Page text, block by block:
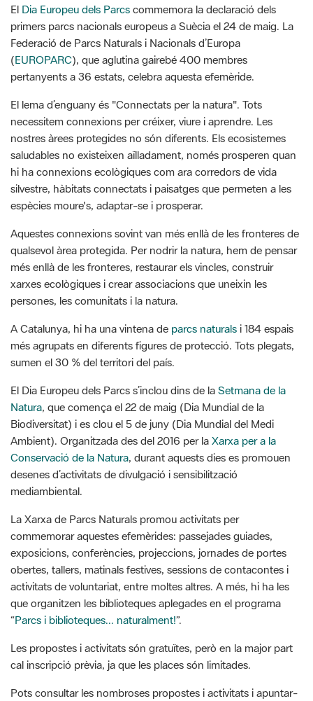
El Dia Europeu dels Parcs commemora la declaració dels
primers parcs nacionals europeus a Suècia el 24 de maig. La
Federació de Parcs Naturals i Nacionals d’Europa
(EUROPARC), que aglutina gairebé 400 membres
pertanyents a 36 estats, celebra aquesta efemèride.
El lema d’enguany és "Connectats per la natura". Tots
necessitem connexions per créixer, viure i aprendre. Les
nostres àrees protegides no són diferents. Els ecosistemes
saludables no existeixen aïlladament, només prosperen quan
hi ha connexions ecològiques com ara corredors de vida
silvestre, hàbitats connectats i paisatges que permeten a les
espècies moure's, adaptar-se i prosperar.
Aquestes connexions sovint van més enllà de les fronteres de
qualsevol àrea protegida. Per nodrir la natura, hem de pensar
més enllà de les fronteres, restaurar els vincles, construir
xarxes ecològiques i crear associacions que uneixin les
persones, les comunitats i la natura.
A Catalunya, hi ha una vintena de parcs naturals i 184 espais
més agrupats en diferents figures de protecció. Tots plegats,
sumen el 30 % del territori del país.
El Dia Europeu dels Parcs s’inclou dins de la Setmana de la
Natura, que comença el 22 de maig (Dia Mundial de la
Biodiversitat) i es clou el 5 de juny (Dia Mundial del Medi
Ambient). Organitzada des del 2016 per la Xarxa per a la
Conservació de la Natura, durant aquests dies es promouen
desenes d’activitats de divulgació i sensibilització
mediambiental.
La Xarxa de Parcs Naturals promou activitats per
commemorar aquestes efemèrides: passejades guiades,
exposicions, conferències, projeccions, jornades de portes
obertes, tallers, matinals festives, sessions de contacontes i
activitats de voluntariat, entre moltes altres. A més, hi ha les
que organitzen les biblioteques aplegades en el programa
“Parcs i biblioteques... naturalment!”.
Les propostes i activitats són gratuïtes, però en la major part
cal inscripció prèvia, ja que les places són limitades.
Pots consultar les nombroses propostes i activitats i apuntar-